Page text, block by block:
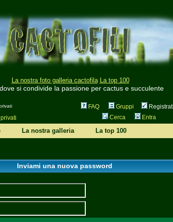
La nostra foto galleria cactofila La top 100
si condivide la passione per cactus e succulente
FAQ Gruppi
Cerca Entra
La nostra galleria La top 100
Inviami una nuova password